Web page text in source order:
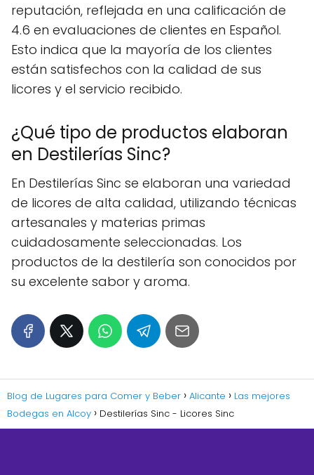
reputación, reflejada en una calificación de
4.6 en evaluaciones de clientes en Español.
Esto indica que la mayoría de los clientes
están satisfechos con la calidad de sus
licores y el servicio recibido.
¿Qué tipo de productos elaboran
en Destilerías Sinc?
En Destilerías Sinc se elaboran una variedad
de licores de alta calidad, utilizando técnicas
artesanales y materias primas
cuidadosamente seleccionadas. Los
productos de la destilería son conocidos por
su excelente sabor y aroma.
Blog de Lugares para Comer y Beber Alicante
Las mejores
Bodegas en Alcoy
Destilerías Sinc - Licores Sinc